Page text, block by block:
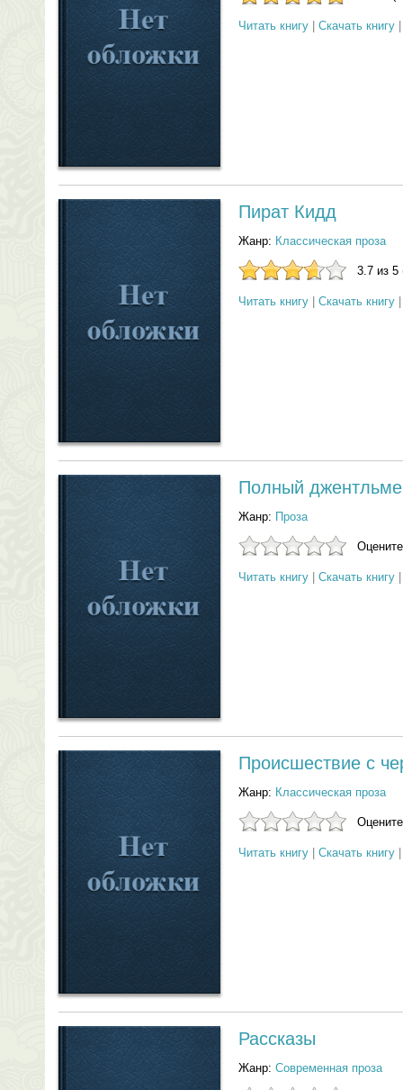
Читать книгу Скачать книгу
Пират Кидд
Жанр: Классическая проза
3.7 из 5
Читать книгу Скачать книгу
Полный
Жанр: Проза
Читать книгу Скачать книгу
Происшествие с
Жанр: Классическая проза
Читать книгу Скачать книгу
Рассказы
Жанр: Современная проза